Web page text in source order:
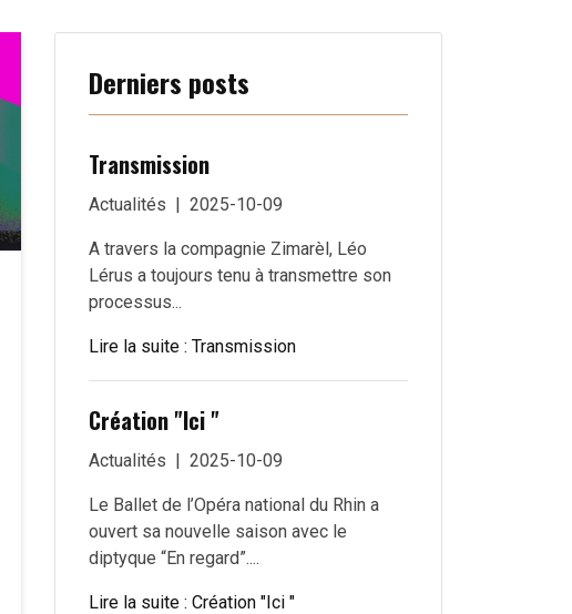
Derniers posts
Transmission
Actualités 2025-10-09
A travers la compagnie Zimarèl, Léo
Lérus a toujours tenu à transmettre son
processus...
Lire la suite : Transmission
Création "Ici "
Actualités 2025-10-09
Le Ballet de l’Opéra national du Rhin a
ouvert sa nouvelle saison avec le
diptyque “En regard”....
Lire la suite : Création "Ici "